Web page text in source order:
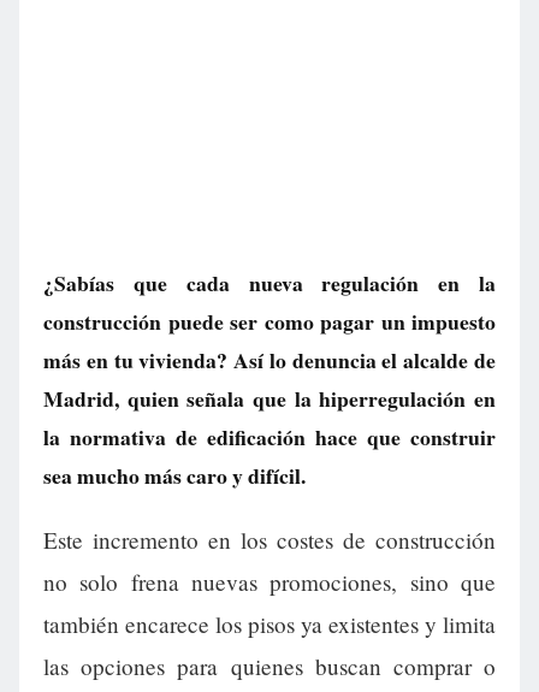
¿Sabías que cada nueva regulación en la
construcción puede ser como pagar un impuesto
más en tu vivienda? Así lo denuncia el alcalde de
Madrid, quien señala que la hiperregulación en
la normativa de edificación hace que construir
sea mucho más caro y difícil.
Este incremento en los costes de construcción
no solo frena nuevas promociones, sino que
también encarece los pisos ya existentes y limita
las opciones para quienes buscan comprar o